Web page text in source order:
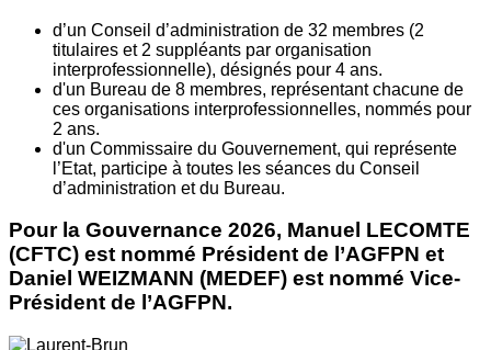
d’un Conseil d’administration de 32 membres (2
titulaires et 2 suppléants par organisation
interprofessionnelle), désignés pour 4 ans.
d'un Bureau de 8 membres, représentant chacune de
ces organisations interprofessionnelles, nommés pour
2 ans.
d'un Commissaire du Gouvernement, qui représente
l’Etat, participe à toutes les séances du Conseil
d’administration et du Bureau.
Pour la Gouvernance 2026, Manuel LECOMTE
(CFTC) est nommé Président de l’AGFPN et
Daniel WEIZMANN (MEDEF) est nommé Vice-
Président de l’AGFPN.